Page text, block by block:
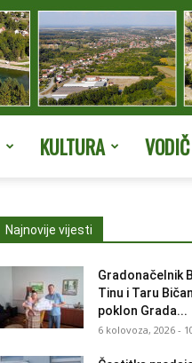
KULTURA VODIČ
Najnovije vijesti
Gradonačelnik
Tinu i Taru
poklon Grada...
6 kolovoza, 2026 -